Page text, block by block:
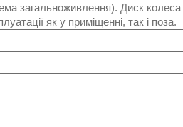
загальноживлення). Диск колеса
як у приміщенні, так і поза.